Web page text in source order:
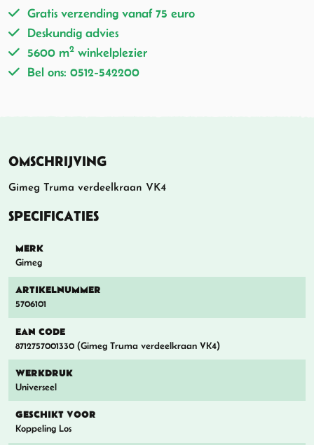
Gratis verzending vanaf 75 euro
Deskundig advies
5600 m2 winkelplezier
Bel ons: 0512-542200
OMSCHRIJVING
Gimeg Truma verdeelkraan VK4
SPECIFICATIES
MERK
Gimeg
ARTIKELNUMMER
5706101
EAN CODE
8712757001330 (Gimeg Truma verdeelkraan VK4)
WERKDRUK
Universeel
GESCHIKT VOOR
Koppeling Los